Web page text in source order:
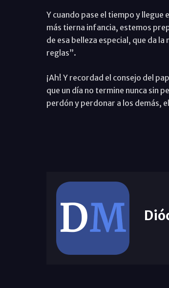
Y cuando pase el tiempo y llegue
más tierna infancia, estemos
de esa belleza especial, que da
reglas”.
¡Ah! Y recordad el consejo del
que un día no termine nunca sin
perdón y perdonar a los demás,